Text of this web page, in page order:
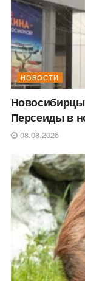
НОВОСТИ
Новосибирцы
Персеиды в
08.08.2026